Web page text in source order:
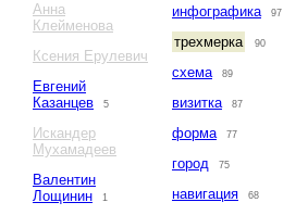
Анна
Клейменова
Ксения Ерулевич
Евгений
Казанцев
5
Искандер
Мухамадеев
Валентин
Лощинин
1
инфографика 97
трехмерка 90
схема 89
визитка 87
форма 77
город 75
навигация 68